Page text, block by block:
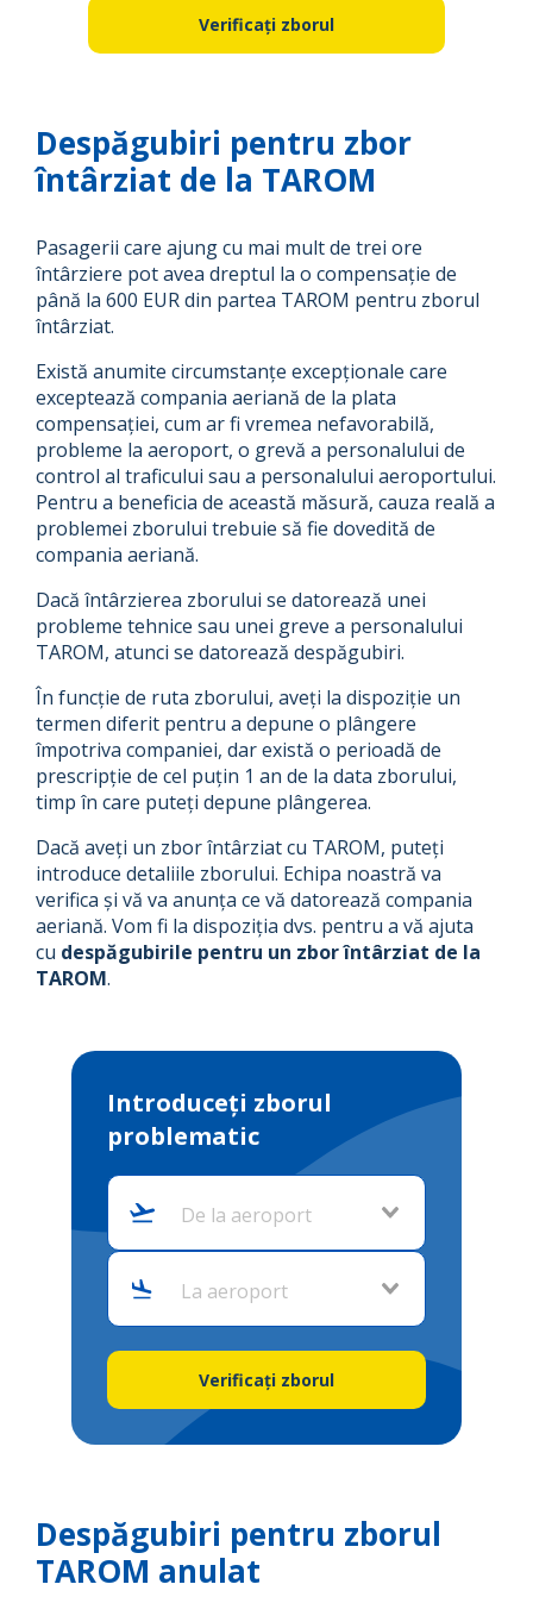
Verificați zborul
Despăgubiri pentru zbor
întârziat de la TAROM
Pasagerii care ajung cu mai mult de trei ore
întârziere pot avea dreptul la o compensație de
până la 600 EUR din partea TAROM pentru zborul
întârziat.
Există anumite circumstanțe excepționale care
exceptează compania aeriană de la plata
compensației, cum ar fi vremea nefavorabilă,
probleme la aeroport, o grevă a personalului de
control al traficului sau a personalului aeroportului.
Pentru a beneficia de această măsură, cauza reală a
problemei zborului trebuie să fie dovedită de
compania aeriană.
Dacă întârzierea zborului se datorează unei
probleme tehnice sau unei greve a personalului
TAROM, atunci se datorează despăgubiri.
În funcție de ruta zborului, aveți la dispoziție un
termen diferit pentru a depune o plângere
împotriva companiei, dar există o perioadă de
prescripție de cel puțin 1 an de la data zborului,
timp în care puteți depune plângerea.
Dacă aveți un zbor întârziat cu TAROM, puteți
introduce detaliile zborului. Echipa noastră va
verifica și vă va anunța ce vă datorează compania
aeriană. Vom fi la dispoziția dvs. pentru a vă ajuta
cu despăgubirile pentru un zbor întârziat de la
TAROM.
Introduceți zborul
problematic
De la aeroport
La aeroport
Verificați zborul
Despăgubiri pentru zborul
TAROM anulat